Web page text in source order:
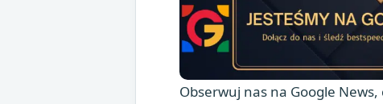
Obserwuj nas na Google